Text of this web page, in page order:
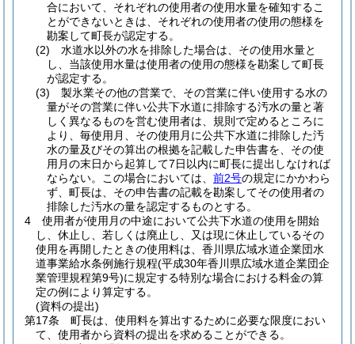
合において、それぞれの使用者の使用水量を確知するこ
とができないときは、それぞれの使用者の使用の態様を
勘案して町長が認定する。
(2)
水道水以外の水を排除した場合は、その使用水量と
し、当該使用水量は使用者の使用の態様を勘案して町長
が認定する。
(3)
製氷業その他の営業で、その営業に伴い使用する水の
量がその営業に伴い公共下水道に排除する汚水の量と著
しく異なるものを営む使用者は、規則で定めるところに
より、毎使用月、その使用月に公共下水道に排除した汚
水の量及びその算出の根拠を記載した申告書を、その使
用月の末日から起算して7日以内に町長に提出しなければ
ならない。
この場合においては、 前2号の規定にかかわら
ず、町長は、その申告書の記載を勘案してその使用者の
排除した汚水の量を認定するものとする。
4
使用者が使用月の中途において公共下水道の使用を開始
し、休止し、若しくは廃止し、又は現に休止しているその
使用を再開したときの使用料は、香川県広域水道企業団水
道事業給水条例施行規程(平成30年香川県広域水道企業団企
業管理規程第9号)に規定する特別な場合における料金の算
定の例により算定する。
(資料の提出)
第17条
町長は、使用料を算出するために必要な限度におい
て、使用者から資料の提出を求めることができる。